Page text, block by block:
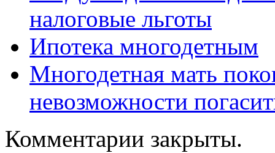
налоговые льготы
Ипотека многодетным
Многодетная мать
невозможности
Комментарии закрыты.